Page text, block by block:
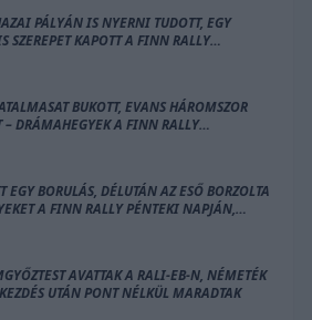
PÁLYÁN IS NYERNI TUDOTT, EGY
SZEREPET KAPOTT A FINN RALLY
BUKOTT, EVANS HÁROMSZOR
– DRÁMAHEGYEK A FINN RALLY
EGY BORULÁS, DÉLUTÁN AZ ESŐ BORZOLTA
A FINN RALLY PÉNTEKI NAPJÁN,
AVATTAK A RALI-EB-N, NÉMETÉK
UTÁN PONT NÉLKÜL MARADTAK